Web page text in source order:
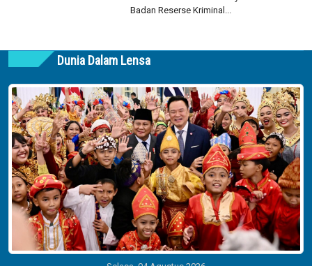
Badan Reserse Kriminal...
Dunia Dalam Lensa